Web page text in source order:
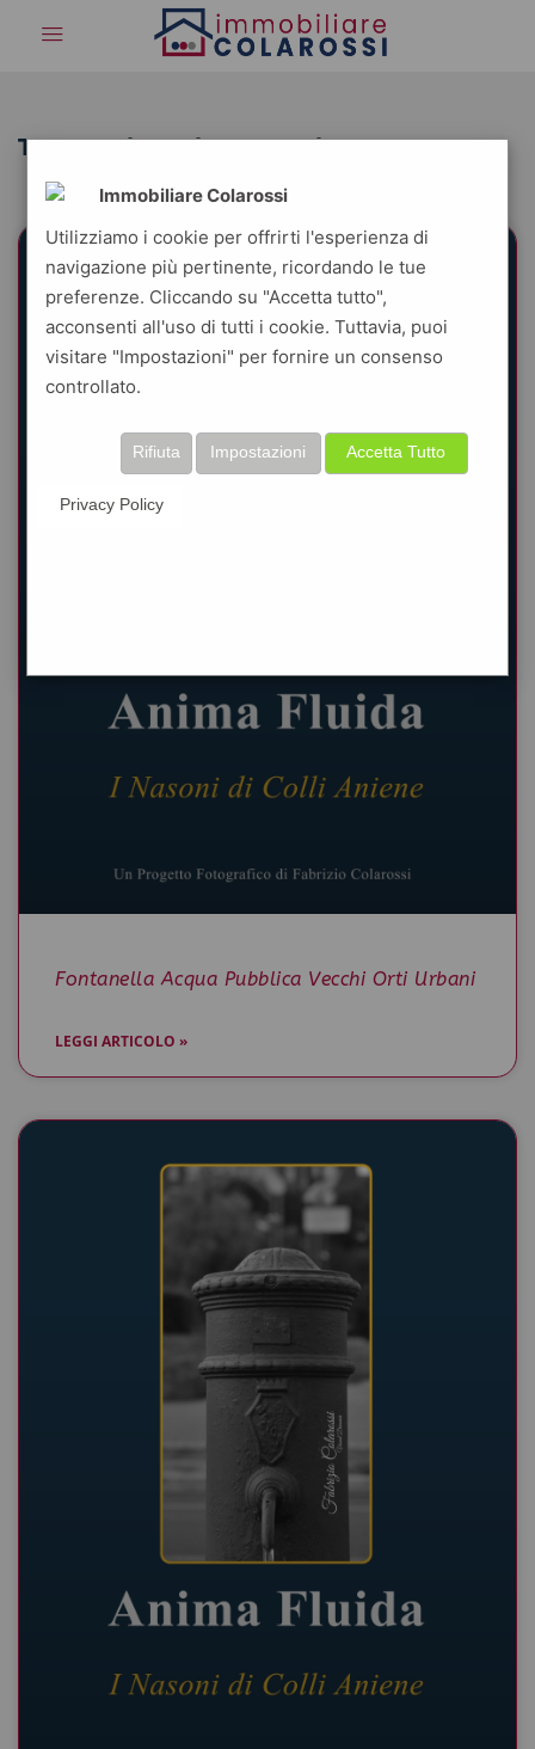
Tag: #UrbanPhotography
Fontanella Acqua Pubblica Vecchi Orti Urbani
LEGGI ARTICOLO »
Immobiliare Colarossi
Utilizziamo i cookie per offrirti l'esperienza di
navigazione più pertinente, ricordando le tue
preferenze. Cliccando su "Accetta tutto",
acconsenti all'uso di tutti i cookie. Tuttavia, puoi
visitare "Impostazioni" per fornire un consenso
controllato.
Accetta Tutto
Impostazioni
Rifiuta
Privacy Policy